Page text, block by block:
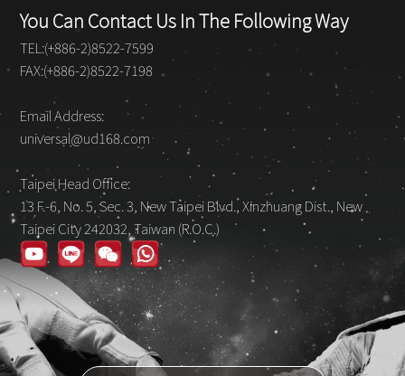
You Can Contact Us In The Following Way
TEL:(+886-2)8522-7599
FAX:(+886-2)8522-7198
Email Address:
universal@ud168.com
Taipei Head Office:
13 F.-6, No. 5, Sec. 3, New Taipei Blvd., Xinzhuang Dist., New
Taipei City 242032, Taiwan (R.O.C.)